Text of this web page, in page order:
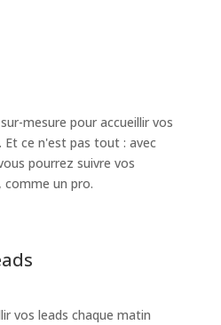
mesure pour accueillir vos
Et ce n'est pas tout : avec
pourrez suivre vos
un pro.
vos leads chaque matin